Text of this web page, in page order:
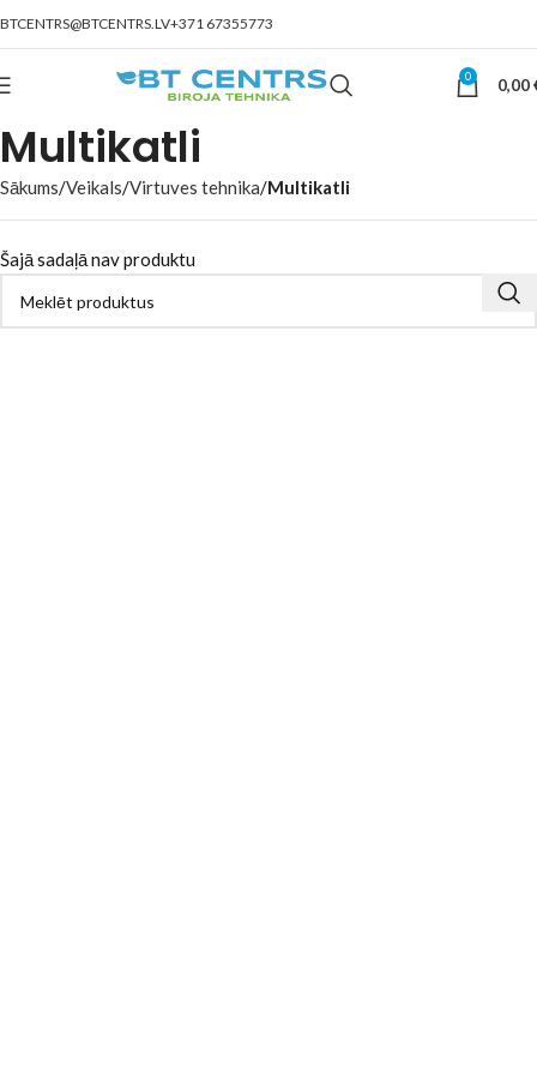
BTCENTRS@BTCENTRS.LV+371 67355773
0 0,00
Multikatli
Sākums Veikals Virtuves tehnika Multikatli
Šajā sadaļā nav produktu